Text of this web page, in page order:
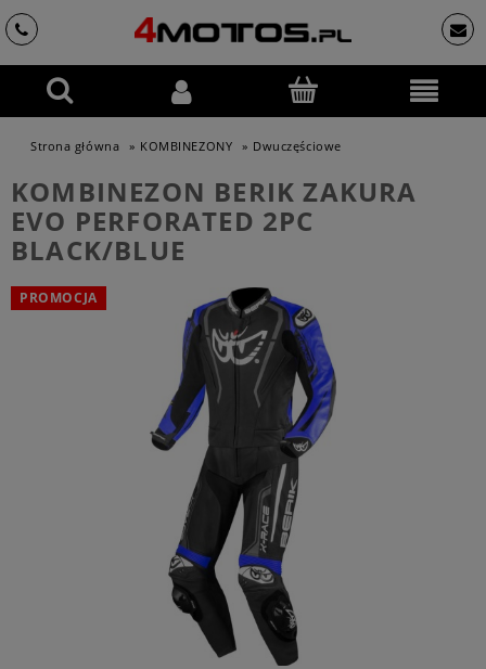
Strona główna » KOMBINEZONY » Dwuczęściowe
KOMBINEZON BERIK ZAKURA
EVO PERFORATED 2PC
BLACK/BLUE
PROMOCJA